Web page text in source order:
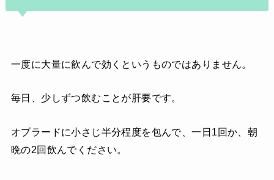
一度に大量に飲んで効くというものではありません。
毎日、少しずつ飲むことが肝要です。
オブラードに小さじ半分程度を包んで、一日1回か、朝
晩の2回飲んでください。